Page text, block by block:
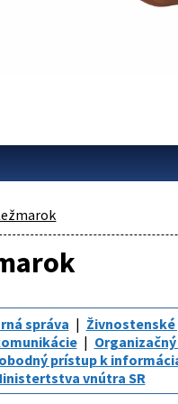
správa
prístup k
vnútra SR